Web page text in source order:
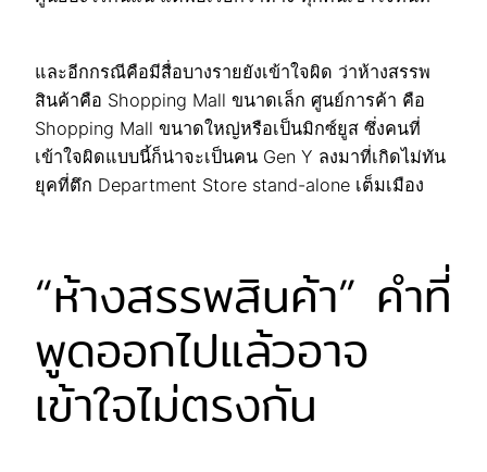
และอีกกรณีคือมีสื่อบางรายยังเข้าใจผิด ว่าห้างสรรพ
สินค้าคือ Shopping Mall ขนาดเล็ก ศูนย์การค้า คือ
Shopping Mall ขนาดใหญ่หรือเป็นมิกซ์ยูส ซึ่งคนที่
เข้าใจผิดแบบนี้ก็น่าจะเป็นคน Gen Y ลงมาที่เกิดไม่ทัน
ยุคที่ตึก Department Store stand-alone เต็มเมือง
“ห้างสรรพสินค้า” คำที่
พูดออกไปแล้วอาจ
เข้าใจไม่ตรงกัน